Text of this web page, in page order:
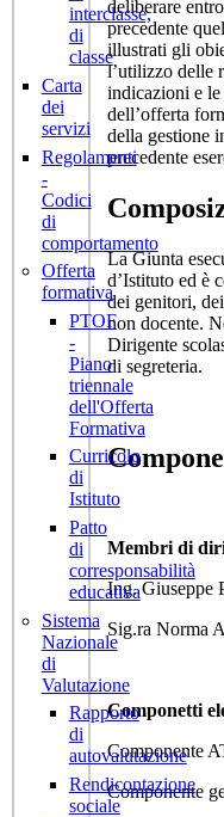
deliberare
precedente
illustrati gli
l’utilizzo delle
indicazioni e
dell’offerta
della gestione
precedente
La Giunta
d’Istituto ed è
dei genitori,
non docente.
Dirigente
di segreteria.
Membri di
Ing. Giuseppe
Sig.ra Norma
Componetti
Componente
Componente
interclasse,
di
classe
Carta
dei
servizi
Regolamenti
-
Codici
di
comportamento
Offerta
formativa
PTOF
-
Piano
triennale
dell'Offerta
Formativa
Curricolo
di
Istituto
Patto
di
corresponsabilità
educativa
Sistema
Nazionale
di
Valutazione
Rapporto
di
autovalutazione
Rendicontazione
sociale